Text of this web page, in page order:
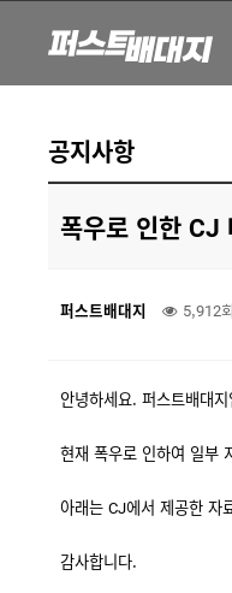
하위분류 하
공지사항
폭우로 인한 CJ
퍼스트배대지 5,912회
안녕하세요. 퍼스트배대
현재 폭우로 인하여 일부
아래는 CJ에서 제공한 자
감사합니다.